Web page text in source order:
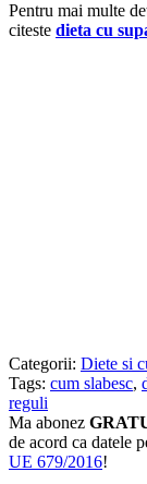
Pentru mai multe
citeste dieta cu
Categorii: Diete si
Tags: cum slabesc,
reguli
Ma abonez
de acord ca datele
UE 679/2016!